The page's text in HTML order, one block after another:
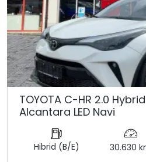
TOYOTA C-HR 2.0
Alcantara LED Navi
Hibrid (B/E) 30.630